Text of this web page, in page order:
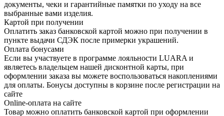
документы, чеки и гарантийные памятки по уходу на все
выбранные вами изделия.
Картой при получении
Оплатить заказ банковской картой можно при получении в
пункте выдачи СДЭК после примерки украшений.
Оплата бонусами
Если вы участвуете в программе лояльности LUARA и
являетесь владельцем нашей дисконтной карты, при
оформлении заказа вы можете воспользоваться накоплениями
для оплаты. Бонусы доступны в корзине после регистрации на
сайте
Online-оплата на сайте
Товар можно оплатить банковской картой при оформлении